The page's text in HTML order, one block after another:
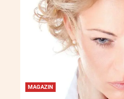
MAGAZIN